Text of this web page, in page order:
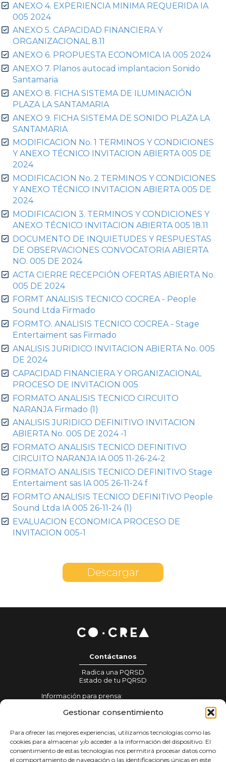
Gestionar consentimiento
Para ofrecer las mejores experiencias, utilizamos tecnologías como las
cookies para almacenar y/o acceder a la información del dispositivo. El
consentimiento de estas tecnologías nos permitirá procesar datos como
el comportamiento de navegación o las identificaciones únicas en este
Ruta
Convocatorias
Convocatoria Crea Digital
Convocatoria Territorios
Sala de prensa
Noticias
Ventana, el blog de CoCrea
Suscríbete a la Newsletter
ANEXO 4. EXPERIENCIA MINIMA REQUERIDA IA
005 2024
ANEXO 5. CAPACIDAD FINANCIERA Y
ORGANIZACIONAL 8.11
ANEXO 6. PROPUESTA ECONOMICA IA 005 2024
ANEXO 7. Planos autocad implantacion Sonido
Santamaria
ANEXO 8. FICHA SISTEMA DE ILUMINACIÓN
PLAZA LA SANTAMARIA
ANEXO 9. FICHA SISTEMA DE SONIDO PLAZA LA
SANTAMARIA
MODIFICACION No. 1 TERMINOS Y CONDICIONES
Y ANEXO TÉCNICO INVITACION ABIERTA 005 DE
2024
MODIFICACION No. 2 TERMINOS Y CONDICIONES
Y ANEXO TÉCNICO INVITACION ABIERTA 005 DE
2024
MODIFICACION 3. TERMINOS Y CONDICIONES Y
ANEXO TÉCNICO INVITACION ABIERTA 005 18.11
DOCUMENTO DE INQUIETUDES Y RESPUESTAS
DE OBSERVACIONES CONVOCATORIA ABIERTA
NO. 005 DE 2024
ACTA CIERRE RECEPCIÓN OFERTAS ABIERTA No.
005 DE 2024
FORMT ANALISIS TECNICO COCREA - People
Sound Ltda Firmado
FORMTO. ANALISIS TECNICO COCREA - Stage
Entertaiment sas Firmado
ANALISIS JURIDICO INVITACION ABIERTA No. 005
DE 2024
CAPACIDAD FINANCIERA Y ORGANIZACIONAL
PROCESO DE INVITACION 005
FORMATO ANALISIS TECNICO CIRCUITO
NARANJA Firmado (1)
ANALISIS JURIDICO DEFINITIVO INVITACION
ABIERTA No. 005 DE 2024 -1
FORMATO ANALISIS TECNICO DEFINITIVO
CIRCUITO NARANJA IA 005 11-26-24-2
FORMATO ANALISIS TECNICO DEFINITIVO Stage
Entertaiment sas IA 005 26-11-24 f
FORMTO ANALISIS TECNICO DEFINITIVO People
Sound Ltda IA 005 26-11-24 (1)
EVALUACION ECONOMICA PROCESO DE
INVITACION 005-1
Descargar
Contáctanos
Radica una PQRSD
Estado de tu PQRSD
Información para prensa:
Tratamiento de datos